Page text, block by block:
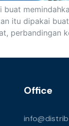
itu dipakai
perbandingan
Office